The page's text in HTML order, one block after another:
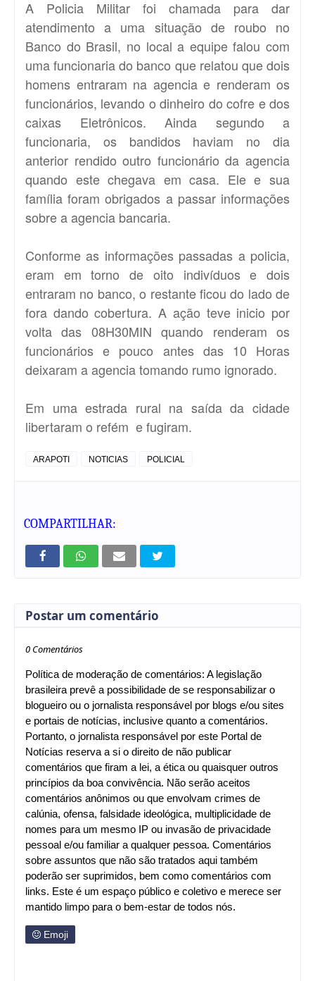
A Policia Militar foi chamada para dar
atendimento a uma situação de roubo no
Banco do Brasil, no local a equipe falou com
uma funcionaria do banco que relatou que dois
homens entraram na agencia e renderam os
funcionários, levando o dinheiro do cofre e dos
caixas Eletrônicos. Ainda segundo a
funcionaria, os bandidos haviam no dia
anterior rendido outro funcionário da agencia
quando este chegava em casa. Ele e sua
família foram obrigados a passar informações
sobre a agencia bancaria.
Conforme as informações passadas a policia,
eram em torno de oito indivíduos e dois
entraram no banco, o restante ficou do lado de
fora dando cobertura. A ação teve inicio por
volta das 08H30MIN quando renderam os
funcionários e pouco antes das 10 Horas
deixaram a agencia tomando rumo ignorado.
Em uma estrada rural na saída da cidade
libertaram o refém e fugiram.
ARAPOTI NOTICIAS POLICIAL
COMPARTILHAR:
Postar um comentário
0 Comentários
Política de moderação de comentários: A legislação
brasileira prevê a possibilidade de se responsabilizar o
blogueiro ou o jornalista responsável por blogs e/ou sites
e portais de notícias, inclusive quanto a comentários.
Portanto, o jornalista responsável por este Portal de
Notícias reserva a si o direito de não publicar
comentários que firam a lei, a ética ou quaisquer outros
princípios da boa convivência. Não serão aceitos
comentários anônimos ou que envolvam crimes de
calúnia, ofensa, falsidade ideológica, multiplicidade de
nomes para um mesmo IP ou invasão de privacidade
pessoal e/ou familiar a qualquer pessoa. Comentários
sobre assuntos que não são tratados aqui também
poderão ser suprimidos, bem como comentários com
links. Este é um espaço público e coletivo e merece ser
mantido limpo para o bem-estar de todos nós.
Emoji